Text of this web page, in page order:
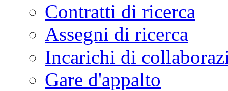
Contratti di ricerca
Assegni di ricerca
Incarichi di
Gare d'appalto